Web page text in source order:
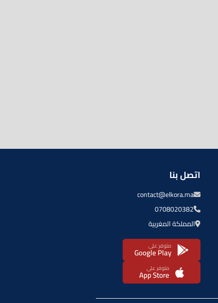
اتصل بنا
contact@elkora.ma
0708020382
المملكة المغربية
متوفر على
Google Play
متوفر على
App Store